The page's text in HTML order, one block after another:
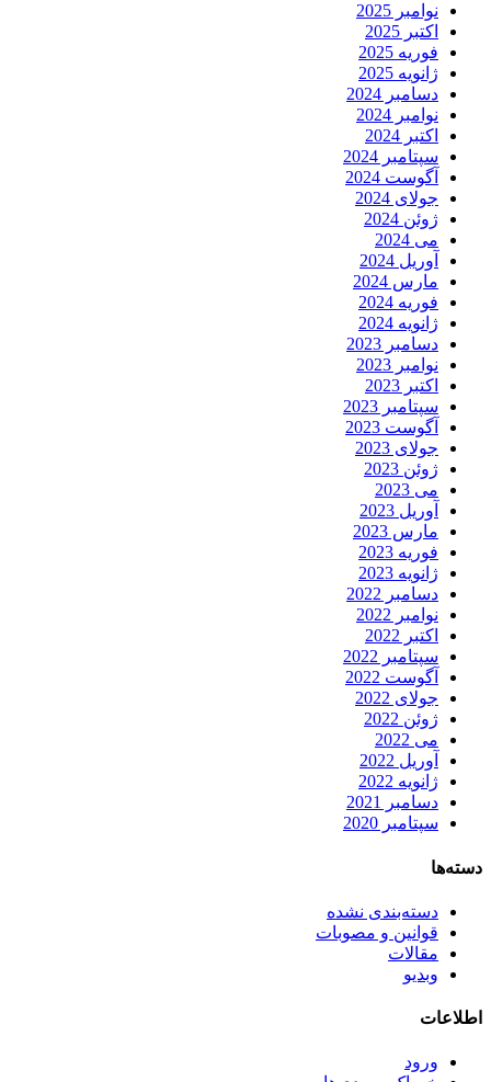
نوامبر 2025
اکتبر 2025
فوریه 2025
ژانویه 2025
دسامبر 2024
نوامبر 2024
اکتبر 2024
سپتامبر 2024
آگوست 2024
جولای 2024
ژوئن 2024
می 2024
آوریل 2024
مارس 2024
فوریه 2024
ژانویه 2024
دسامبر 2023
نوامبر 2023
اکتبر 2023
سپتامبر 2023
آگوست 2023
جولای 2023
ژوئن 2023
می 2023
آوریل 2023
مارس 2023
فوریه 2023
ژانویه 2023
دسامبر 2022
نوامبر 2022
اکتبر 2022
سپتامبر 2022
آگوست 2022
جولای 2022
ژوئن 2022
می 2022
آوریل 2022
ژانویه 2022
دسامبر 2021
سپتامبر 2020
دسته‌ها
دسته‌بندی نشده
قوانین و مصوبات
مقالات
وبدیو
اطلاعات
ورود